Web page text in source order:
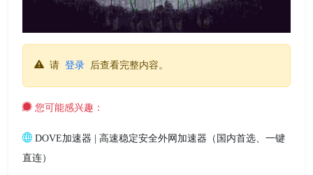
请 登录 后查看完整内容。
您可能感兴趣：
DOVE加速器 | 高速稳定安全外网加速器（国内首选、一键
直连）